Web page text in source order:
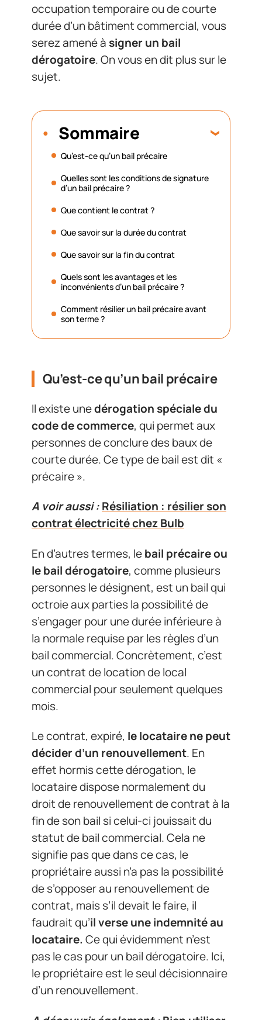
occupation temporaire ou de courte
durée d’un bâtiment commercial, vous
serez amené à signer un bail
dérogatoire. On vous en dit plus sur le
sujet.
Sommaire
Qu’est-ce qu’un bail précaire
Quelles sont les conditions de signature
d’un bail précaire ?
Que contient le contrat ?
Que savoir sur la durée du contrat
Que savoir sur la fin du contrat
Quels sont les avantages et les
inconvénients d’un bail précaire ?
Comment résilier un bail précaire avant
son terme ?
Qu’est-ce qu’un bail précaire
Il existe unedérogation spéciale du
code de commerce, qui permet aux
personnes de conclure des baux de
courte durée. Ce type de bail est dit «
précaire ».
A voir aussi :Résiliation : résilier son
contrat électricité chez Bulb
En d’autres termes, lebail précaire ou
le bail dérogatoire, comme plusieurs
personnes le désignent, est un bail qui
octroie aux parties la possibilité de
s’engager pour une durée inférieure à
la normale requise par les règles d’un
bail commercial. Concrètement, c’est
un contrat de location de local
commercial pour seulement quelques
mois.
Le contrat, expiré, le locataire ne peut
décider d’un renouvellement. En
effet hormis cette dérogation, le
locataire dispose normalement du
droit de renouvellement de contrat à la
fin de son bail si celui-ci jouissait du
statut de bail commercial. Cela ne
signifie pas que dans ce cas, le
propriétaire aussi n’a pas la possibilité
de s’opposer au renouvellement de
contrat, mais s’il devait le faire, il
faudrait qu’il verse une indemnité au
locataire. Ce qui évidemment n’est
pas le cas pour un bail dérogatoire. Ici,
le propriétaire est le seul décisionnaire
d’un renouvellement.